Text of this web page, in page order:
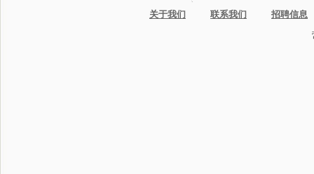
关于我们 联系我们 招聘信息